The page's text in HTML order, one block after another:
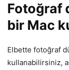
Fotoğraf
bir Mac
Elbette fotoğraf
kullanabilirsiniz,